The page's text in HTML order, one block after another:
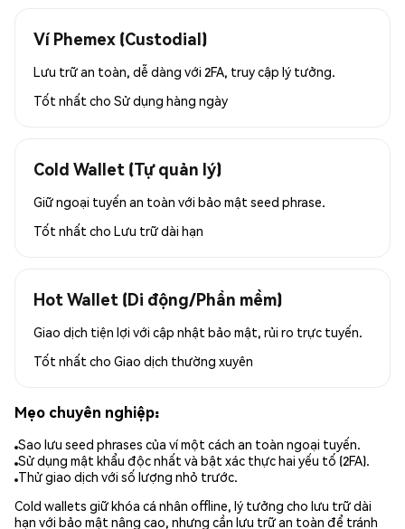
Ví Phemex (Custodial)
Lưu trữ an toàn, dễ dàng với 2FA, truy cập lý tưởng.
Tốt nhất cho Sử dụng hàng ngày
Cold Wallet (Tự quản lý)
Giữ ngoại tuyến an toàn với bảo mật seed phrase.
Tốt nhất cho Lưu trữ dài hạn
Hot Wallet (Di động/Phần mềm)
Giao dịch tiện lợi với cập nhật bảo mật, rủi ro trực tuyến.
Tốt nhất cho Giao dịch thường xuyên
Mẹo chuyên nghiệp:
Sao lưu seed phrases của ví một cách an toàn ngoại tuyến.
Sử dụng mật khẩu độc nhất và bật xác thực hai yếu tố (2FA).
Thử giao dịch với số lượng nhỏ trước.
Cold wallets giữ khóa cá nhân offline, lý tưởng cho lưu trữ dài
hạn với bảo mật nâng cao, nhưng cần lưu trữ an toàn để tránh